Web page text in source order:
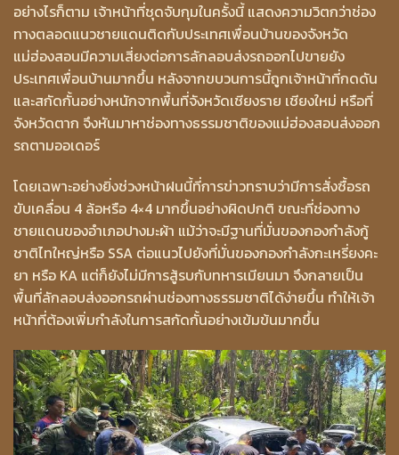
อย่างไรก็ตาม เจ้าหน้าที่ชุดจับกุมในครั้งนี้ แสดงความวิตกว่าช่อง
ทางตลอดแนวชายแดนติดกับประเทศเพื่อนบ้านของจังหวัด
แม่ฮ่องสอนมีความเสี่ยงต่อการลักลอบส่งรถออกไปขายยัง
ประเทศเพื่อนบ้านมากขึ้น หลังจากขบวนการนี้ถูกเจ้าหน้าที่กดดัน
และสกัดกั้นอย่างหนักจากพื้นที่จังหวัดเชียงราย เชียงใหม่ หรือที่
จังหวัดตาก จึงหันมาหาช่องทางธรรมชาติของแม่ฮ่องสอนส่งออก
รถตามออเดอร์
โดยเฉพาะอย่างยิ่งช่วงหน้าฝนนี้ที่การข่าวทราบว่ามีการสั่งซื้อรถ
ขับเคลื่อน 4 ล้อหรือ 4×4 มากขึ้นอย่างผิดปกติ ขณะที่ช่องทาง
ชายแดนของอำเภอปางมะผ้า แม้ว่าจะมีฐานที่มั่นของกองกำลังกู้
ชาติไทใหญ่หรือ SSA ต่อแนวไปยังที่มั่นของกองกำลังกะเหรี่ยงคะ
ยา หรือ KA แต่ก็ยังไม่มีการสู้รบกับทหารเมียนมา จึงกลายเป็น
พื้นที่ลักลอบส่งออกรถผ่านช่องทางธรรมชาติได้ง่ายขึ้น ทำให้เจ้า
หน้าที่ต้องเพิ่มกำลังในการสกัดกั้นอย่างเข้มข้นมากขึ้น